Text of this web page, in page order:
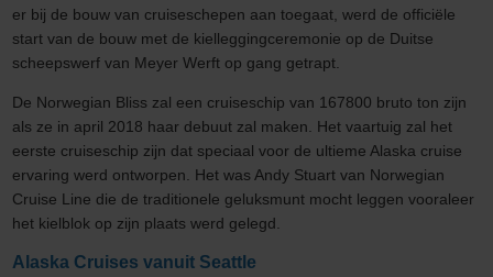
er bij de bouw van cruiseschepen aan toegaat, werd de officiële
start van de bouw met de kielleggingceremonie op de Duitse
scheepswerf van Meyer Werft op gang getrapt.
De Norwegian Bliss zal een cruiseschip van 167800 bruto ton zijn
als ze in april 2018 haar debuut zal maken. Het vaartuig zal het
eerste cruiseschip zijn dat speciaal voor de ultieme Alaska cruise
ervaring werd ontworpen. Het was Andy Stuart van Norwegian
Cruise Line die de traditionele geluksmunt mocht leggen vooraleer
het kielblok op zijn plaats werd gelegd.
Alaska Cruises vanuit Seattle